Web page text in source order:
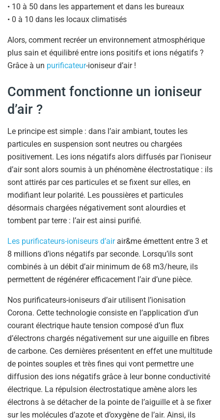
• 10 à 50 dans les appartement et dans les bureaux
• 0 à 10 dans les locaux climatisés
Alors, comment recréer un environnement atmosphérique
plus sain et équilibré entre ions positifs et ions négatifs ?
Grâce à un purificateur-ioniseur d’air !
Comment fonctionne un ioniseur
d’air ?
Le principe est simple : dans l’air ambiant, toutes les
particules en suspension sont neutres ou chargées
positivement. Les ions négatifs alors diffusés par l’ioniseur
d’air sont alors soumis à un phénomène électrostatique : ils
sont attirés par ces particules et se fixent sur elles, en
modifiant leur polarité. Les poussières et particules
désormais chargées négativement sont alourdies et
tombent par terre : l’air est ainsi purifié.
Les purificateurs-ioniseurs d’airair&me émettent entre 3 et
8 millions d’ions négatifs par seconde. Lorsqu’ils sont
combinés à un débit d’air minimum de 68 m3/heure, ils
permettent de régénérer efficacement l’air d’une pièce.
Nos purificateurs-ioniseurs d’air utilisent l’ionisation
Corona. Cette technologie consiste en l’application d’un
courant électrique haute tension composé d’un flux
d’électrons chargés négativement sur une aiguille en fibres
de carbone. Ces dernières présentent en effet une multitude
de pointes souples et très fines qui vont permettre une
diffusion des ions négatifs grâce à leur bonne conductivité
électrique. La répulsion électrostatique amène alors les
électrons à se détacher de la pointe de l’aiguille et à se fixer
sur les molécules d’azote et d’oxygène de l’air. Ainsi, ils